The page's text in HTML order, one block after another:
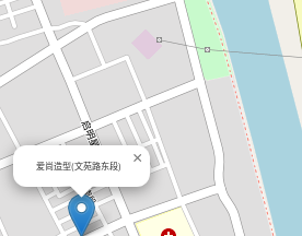
爱尚造型(文苑路东段) ×